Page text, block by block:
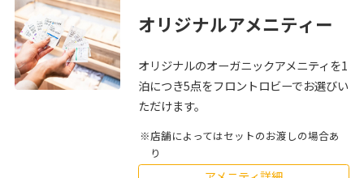
オリジナルアメニティー
オリジナルのオーガニックアメニティを1
泊につき5点をフロントロビーでお選びい
ただけます。
店舗によってはセットのお渡しの場合あ
り